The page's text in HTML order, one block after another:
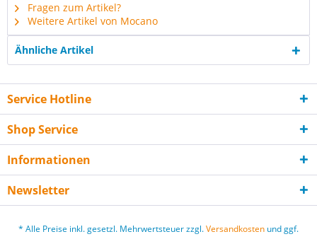
Fragen zum Artikel?
Weitere Artikel von Mocano
Ähnliche Artikel
Service Hotline
Shop Service
Informationen
Newsletter
* Alle Preise inkl. gesetzl. Mehrwertsteuer zzgl.Versandkosten und ggf.